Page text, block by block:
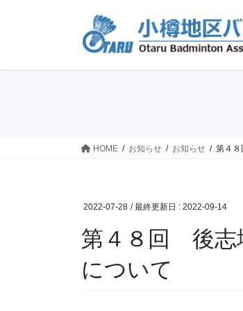
HOME お知らせ お知らせ 第４
2022-07-28 / 最終更新日 : 2022-09-14
第４８回 後志
について